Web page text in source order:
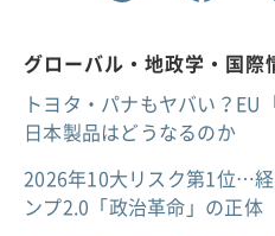
グローバル・地政学・国
トヨタ・パナもヤバい？EU
日本製品はどうなるのか
2026年10大リスク第1位…
ンプ2.0「政治革命」の正体